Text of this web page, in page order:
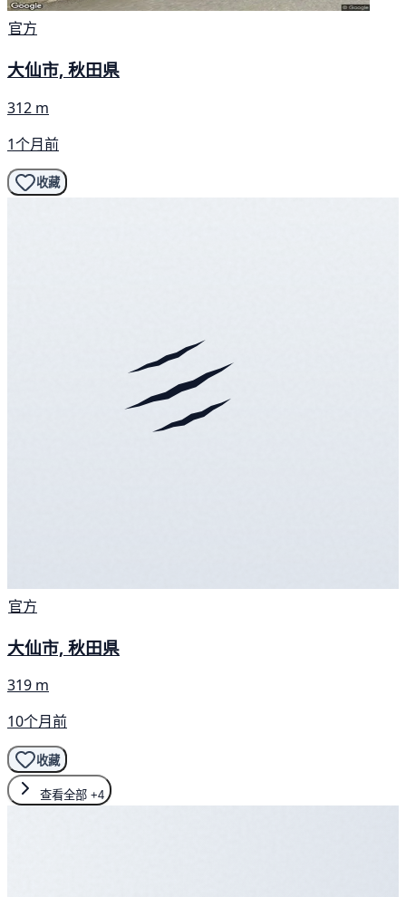
官方
大仙市, 秋田県
312 m
1个月前
收藏
官方
大仙市, 秋田県
319 m
10个月前
收藏
查看全部 +4